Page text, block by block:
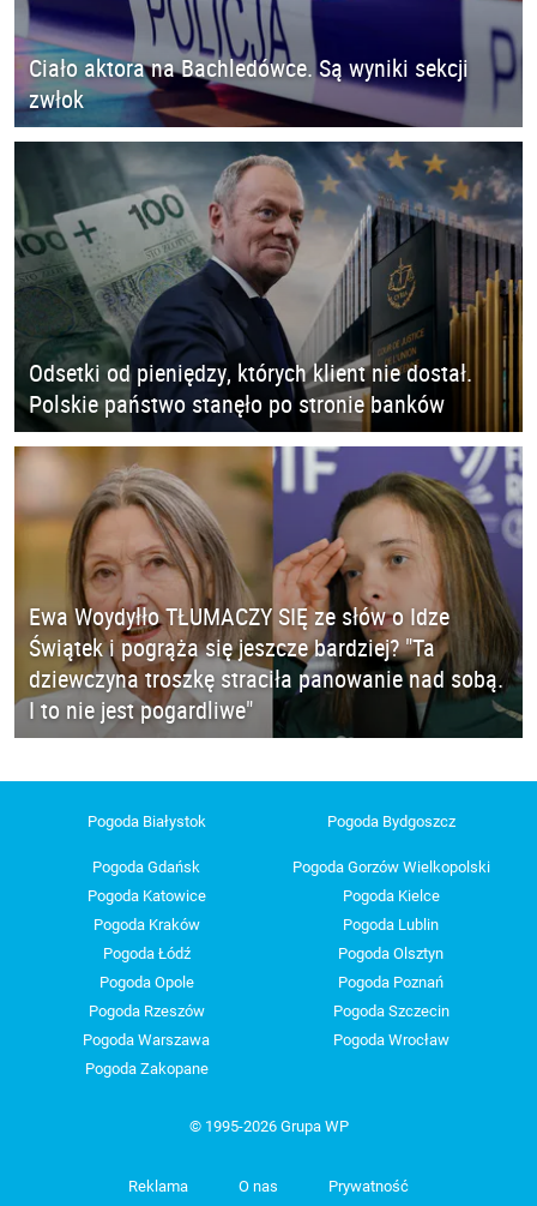
Ciało aktora na Bachledówce. Są wyniki sekcji
zwłok
Odsetki od pieniędzy, których klient nie dostał.
Polskie państwo stanęło po stronie banków
Ewa Woydyłło TŁUMACZY SIĘ ze słów o Idze
Świątek i pogrąża się jeszcze bardziej? "Ta
dziewczyna troszkę straciła panowanie nad sobą.
I to nie jest pogardliwe"
Pogoda Białystok Pogoda Bydgoszcz
Pogoda Gdańsk
Pogoda Gorzów Wielkopolski
Pogoda Katowice
Pogoda Kielce
Pogoda Kraków
Pogoda Lublin
Pogoda Łódź
Pogoda Olsztyn
Pogoda Opole
Pogoda Poznań
Pogoda Rzeszów
Pogoda Szczecin
Pogoda Warszawa
Pogoda Wrocław
Pogoda Zakopane
© 1995-2026 Grupa WP
Reklama O nas Prywatność